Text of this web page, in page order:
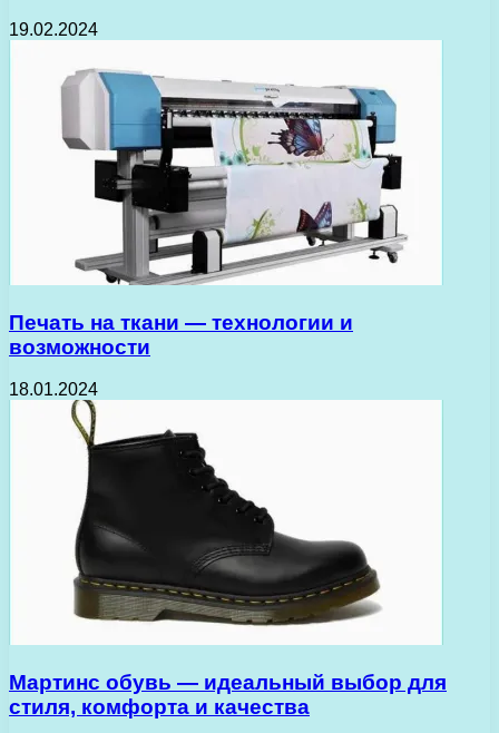
19.02.2024
Печать на ткани — технологии и
возможности
18.01.2024
Мартинс обувь — идеальный выбор для
стиля, комфорта и качества